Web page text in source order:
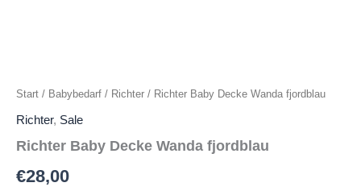
Start / Babybedarf / Richter / Richter Baby Decke Wanda fjordblau
Richter, Sale
Richter Baby Decke Wanda fjordblau
€28,00